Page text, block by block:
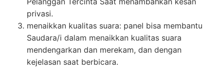
privasi.
menaikkan kualitas suara: panel bisa membantu
Saudara/i dalam menaikkan kualitas suara
mendengarkan dan merekam, dan dengan
kejelasan saat berbicara.